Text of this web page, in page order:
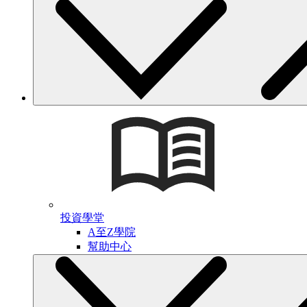
投資學堂
A至Z學院
幫助中心